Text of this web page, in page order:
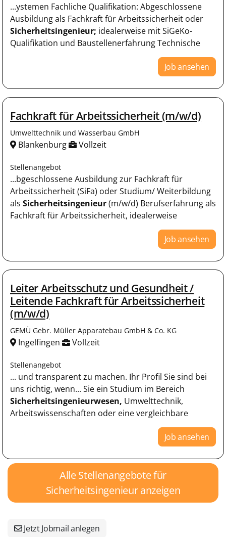
...ystemen Fachliche Qualifikation: Abgeschlossene
Ausbildung als Fachkraft für Arbeitssicherheit oder
Sicherheitsingenieur; idealerweise mit SiGeKo-
Qualifikation und Baustellenerfahrung Technische
Job ansehen
Fachkraft für Arbeitssicherheit (m/w/d)
Umwelttechnik und Wasserbau GmbH
Blankenburg Vollzeit
Stellenangebot
...bgeschlossene Ausbildung zur Fachkraft für
Arbeitssicherheit (SiFa) oder Studium/ Weiterbildung
als Sicherheitsingenieur(m/w/d) Berufserfahrung als
Fachkraft für Arbeitssicherheit, idealerweise
Job ansehen
Leiter Arbeitsschutz und Gesundheit /
Leitende Fachkraft für Arbeitssicherheit
(m/w/d)
GEMÜ Gebr. Müller Apparatebau GmbH & Co. KG
Ingelfingen Vollzeit
Stellenangebot
... und transparent zu machen. Ihr Profil Sie sind bei
uns richtig, wenn... Sie ein Studium im Bereich
Sicherheitsingenieurwesen, Umwelttechnik,
Arbeitswissenschaften oder eine vergleichbare
Job ansehen
Alle Stellenangebote für
Sicherheitsingenieur anzeigen
Jetzt Jobmail anlegen